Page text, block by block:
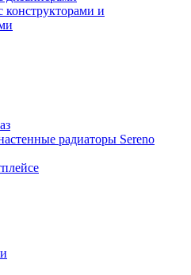
конструкторами и
радиаторы Sereno